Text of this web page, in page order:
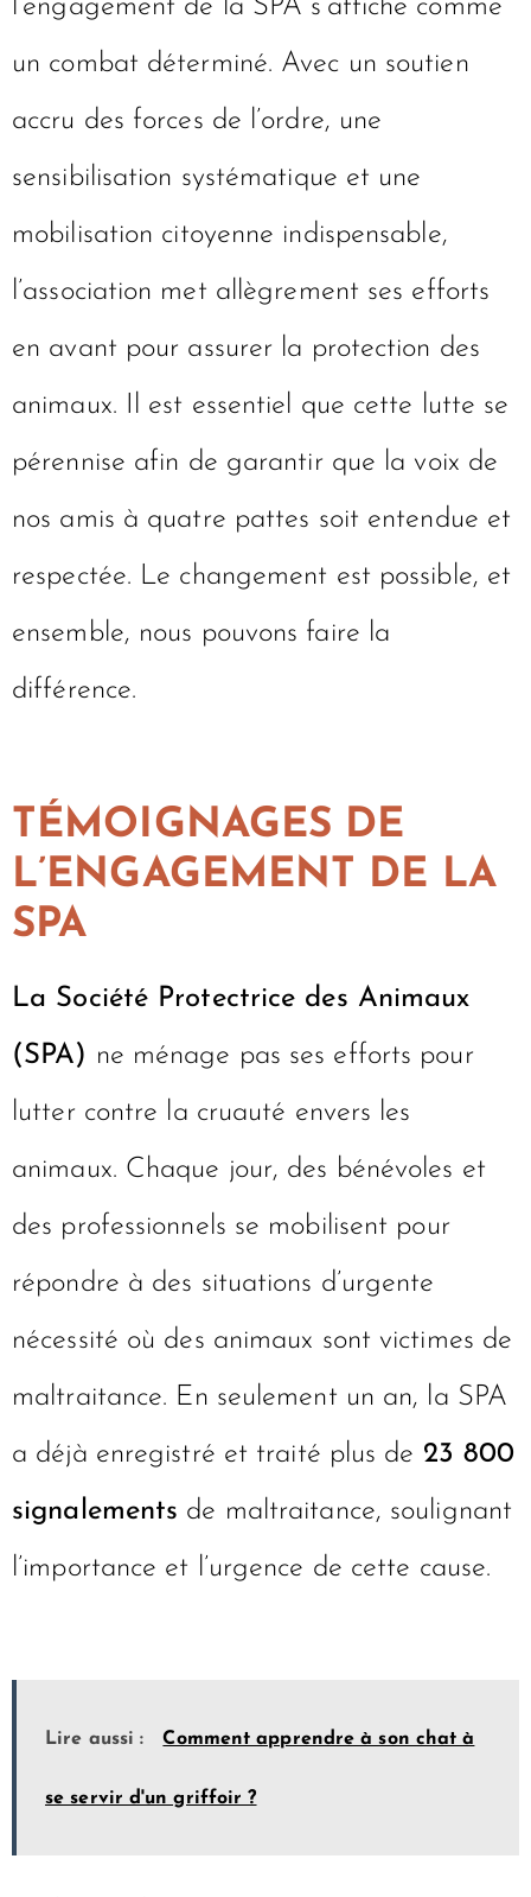
l’engagement de la SPA s’affiche comme
un combat déterminé. Avec un soutien
accru des forces de l’ordre, une
sensibilisation systématique et une
mobilisation citoyenne indispensable,
l’association met allègrement ses efforts
en avant pour assurer la protection des
animaux. Il est essentiel que cette lutte se
pérennise afin de garantir que la voix de
nos amis à quatre pattes soit entendue et
respectée. Le changement est possible, et
ensemble, nous pouvons faire la
différence.
TÉMOIGNAGES DE
L’ENGAGEMENT DE LA
SPA
La Société Protectrice des Animaux
(SPA) ne ménage pas ses efforts pour
lutter contre la cruauté envers les
animaux. Chaque jour, des bénévoles et
des professionnels se mobilisent pour
répondre à des situations d’urgente
nécessité où des animaux sont victimes de
maltraitance. En seulement un an, la SPA
a déjà enregistré et traité plus de 23 800
signalements de maltraitance, soulignant
l’importance et l’urgence de cette cause.
Lire aussi : Comment apprendre à son chat à
se servir d'un griffoir ?